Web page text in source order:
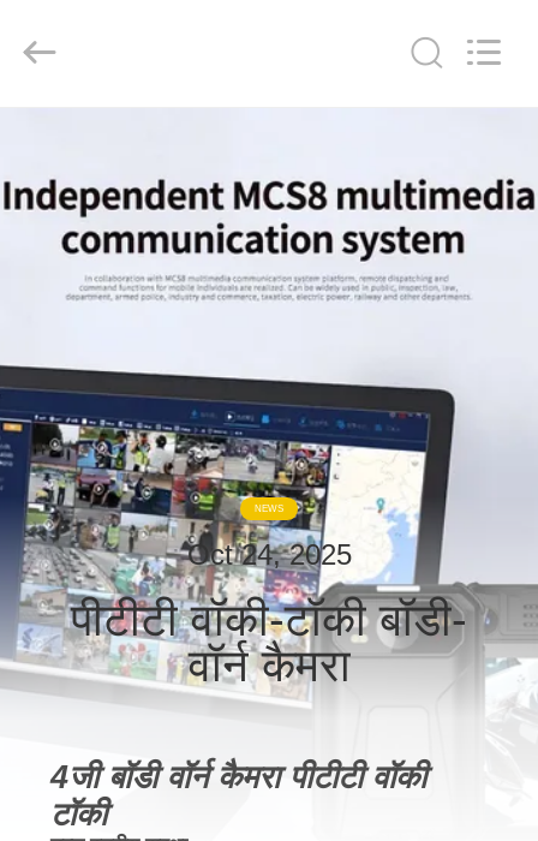
उत्पाद
वीडियो
वी.आर.
शो
हमारे
बारे
फ़ैक्टरी
टूर
नियंत्रण
Reserved.
NEWS
Oct 24, 2025
पीटीटी वॉकी-टॉकी बॉडी-
वॉर्न कैमरा
4जी बॉडी वॉर्न कैमरा पीटीटी वॉकी
टॉकी